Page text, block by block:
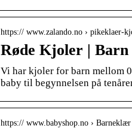
https:// www.zalando.no › pikeklaer-
Røde Kjoler |
Vi har kjoler for barn mellom
baby til begynnelsen på
https:// www.babyshop.no › Barneklær